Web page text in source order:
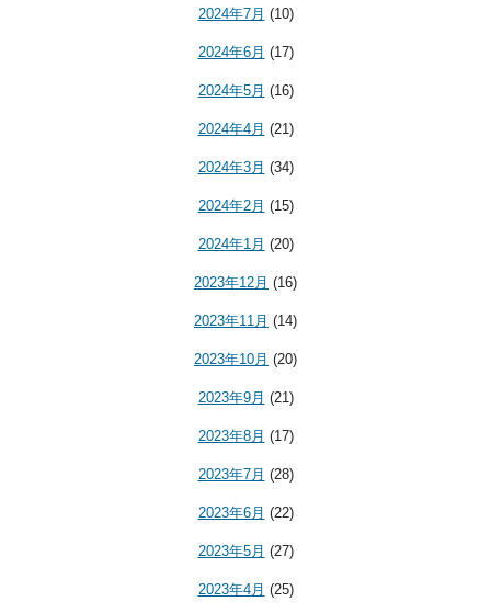
2024年7月 (10)
2024年6月 (17)
2024年5月 (16)
2024年4月 (21)
2024年3月 (34)
2024年2月 (15)
2024年1月 (20)
2023年12月 (16)
2023年11月 (14)
2023年10月 (20)
2023年9月 (21)
2023年8月 (17)
2023年7月 (28)
2023年6月 (22)
2023年5月 (27)
2023年4月 (25)